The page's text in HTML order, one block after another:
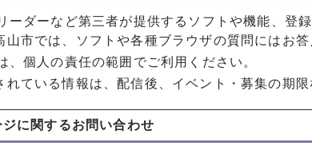
ーダーなど第三者が提供するソフトや機能、登
山市では、ソフトや各種ブラウザの質問にはお
、個人の責任の範囲でご利用ください。
れている情報は、配信後、イベント・募集の期
ジに関するお問い合わせ